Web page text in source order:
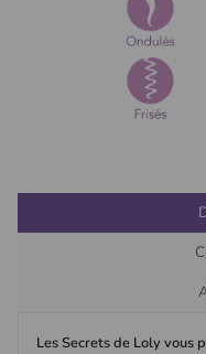
Les Secrets de Loly vous